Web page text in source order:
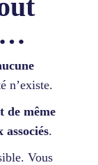
n’existe.
de même
.
Vous